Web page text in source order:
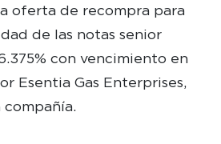
oferta de recompra para
de las notas senior
con vencimiento en
Esentia Gas Enterprises,